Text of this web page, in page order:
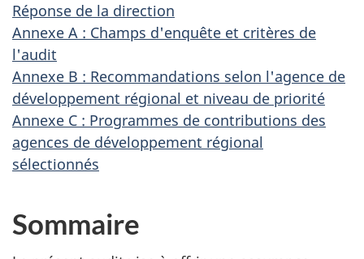
Réponse de la direction
Annexe A : Champs d'enquête et critères de
l'audit
Annexe B : Recommandations selon l'agence de
développement régional et niveau de priorité
Annexe C : Programmes de contributions des
agences de développement régional
sélectionnés
Sommaire